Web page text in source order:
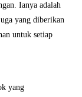
Ianya adalah
yang diberikan
untuk setiap
yang